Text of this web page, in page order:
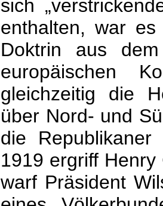
sich
enthalten, war
Doktrin aus
europäischen
gleichzeitig die
über Nord- und
die
1919 ergriff
warf Präsident